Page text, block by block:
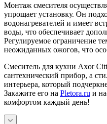
Монтаж смесителя
упрощает установку. Он
водонагревателей и имеет
воды, что обеспечивает
Регулируемое ограничение
неожиданных ожогов, что
Смеситель для кухни Axor
сантехнический прибор, а
интерьера, который
Закажите его на Pletora.ru и
комфортом каждый день!